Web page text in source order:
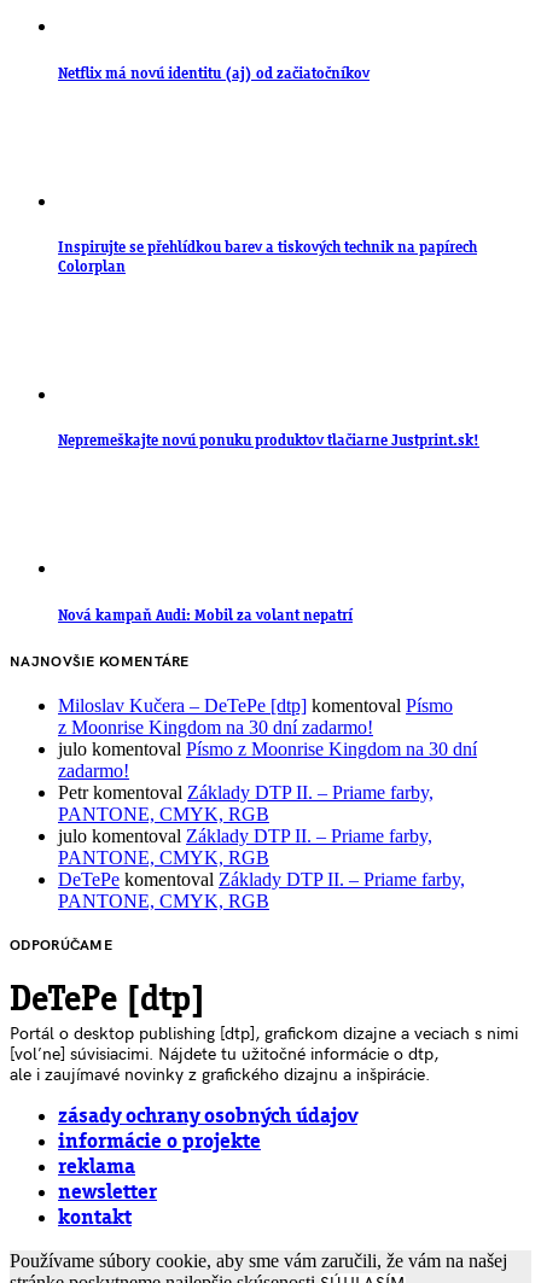
Netflix má novú identitu (aj) od začiatočníkov
Inspirujte se přehlídkou barev a tiskových technik na papírech
Colorplan
Nepremeškajte novú ponuku produktov tlačiarne Justprint.sk!
Nová kampaň Audi: Mobil za volant nepatrí
NAJNOVŠIE KOMENTÁRE
Miloslav Kučera – DeTePe [dtp] komentoval Písmo
z Moonrise Kingdom na 30 dní zadarmo!
julo komentoval Písmo z Moonrise Kingdom na 30 dní
zadarmo!
Petrkomentoval Základy DTP II. – Priame farby,
PANTONE, CMYK, RGB
julo komentoval Základy DTP II. – Priame farby,
PANTONE, CMYK, RGB
DeTePe komentoval Základy DTP II. – Priame farby,
PANTONE, CMYK, RGB
ODPORÚČAME
DeTePe [dtp]
Portál o desktop publishing [dtp], grafickom dizajne a veciach s nimi
[voľne] súvisiacimi. Nájdete tu užitočné informácie o dtp,
ale i zaujímavé novinky z grafického dizajnu a inšpirácie.
zásady ochrany osobných údajov
informácie o projekte
reklama
newsletter
kontakt
Používame súbory cookie, aby sme vám zaručili, že vám na našej